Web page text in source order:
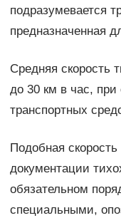
подразумевается
предназначенная
Средняя скорость
до 30 км в час, при
транспортных
Подобная
документации
обязательном
специальными,